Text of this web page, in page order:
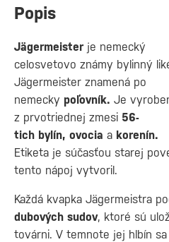
Popis
Jägermeister je nemecký
celosvetovo známy bylinný
Jägermeister znamená po
nemecky poľovník. Je
z prvotriednej zmesi 56-
tich bylín, ovocia a korenín.
Etiketa je súčasťou starej
tento nápoj vytvoril.
Každá kvapka Jägermeistra
dubových sudov, ktoré sú
továrni. V temnote jej hlbín